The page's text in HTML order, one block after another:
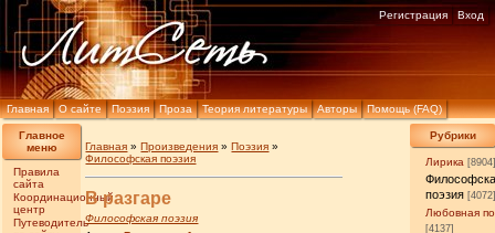
Главная О сайте Поэзия Проза Теория литературы Авторы Помощь (FAQ)
Регистрация Вход
Главное
меню
Правила
сайта
Координационный
центр
Путеводитель
Рубрики
Лирика
поэзия
Любовная
[4137]
Главная »Произведения »Поэзия »
Философская поэзия
В разгаре
Философская поэзия